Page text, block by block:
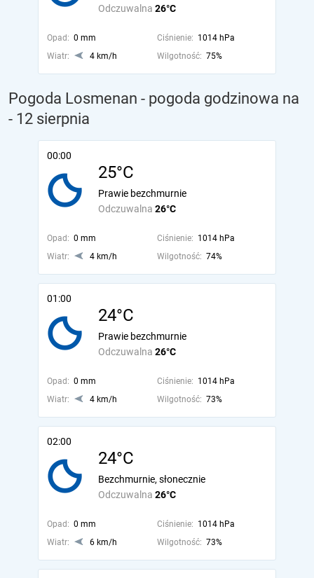
Odczuwalna 26°C
Opad: 0 mm Ciśnienie: 1014 hPa
Wiatr:
4 km/h Wilgotność: 75%
Pogoda Losmenan - pogoda godzinowa na
- 12 sierpnia
00:00
25°C
Odczuwalna 26°C
Prawie bezchmurnie
Opad: 0 mm Ciśnienie: 1014 hPa
Wiatr:
4 km/h Wilgotność: 74%
01:00
24°C
Odczuwalna 26°C
Prawie bezchmurnie
Opad: 0 mm Ciśnienie: 1014 hPa
Wiatr:
4 km/h Wilgotność: 73%
02:00
24°C
Odczuwalna 26°C
Bezchmurnie, słonecznie
Opad: 0 mm Ciśnienie: 1014 hPa
Wiatr:
6 km/h Wilgotność: 73%